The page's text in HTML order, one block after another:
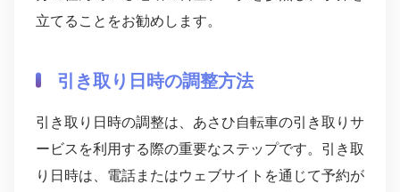
立てることをお勧めします。
引き取り日時の調整方法
引き取り日時の調整は、あさひ自転車の引き取りサ
ービスを利用する際の重要なステップです。引き取
り日時は、電話またはウェブサイトを通じて予約が